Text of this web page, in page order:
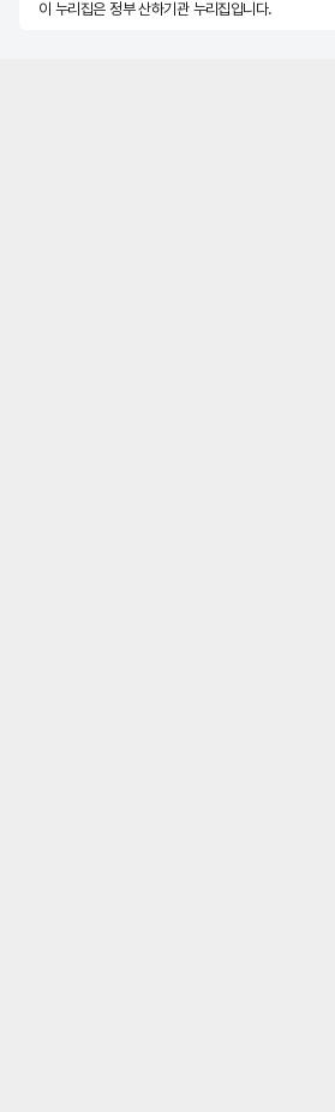
이 누리집은 정부 산하기관 누리집입니다.